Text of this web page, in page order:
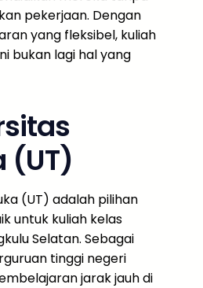
pekerjaan. Dengan
yang fleksibel, kuliah
bukan lagi hal yang
(UT)
(UT) adalah pilihan
untuk kuliah kelas
Selatan. Sebagai
tinggi negeri
jarak jauh di